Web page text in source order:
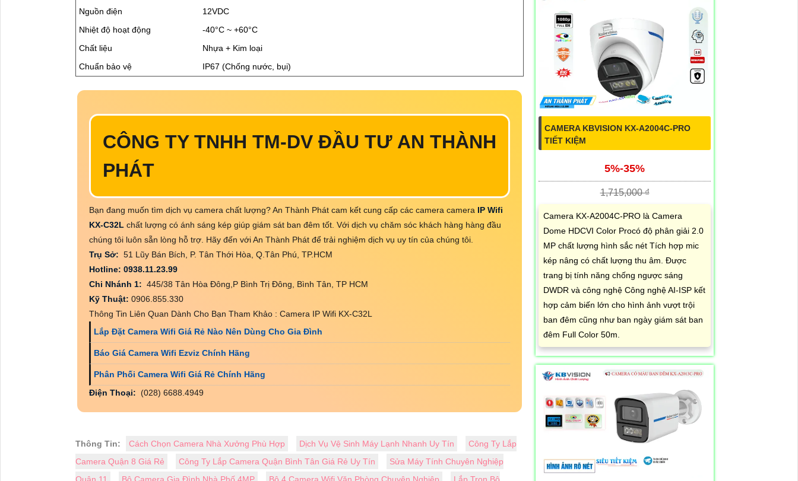
Nguồn điện
12VDC
Nhiệt độ hoạt động
-40°C ~ +60°C
Chất liệu
Nhựa + Kim loại
Chuẩn bảo vệ
IP67 (Chống nước, bụi)
CÔNG TY TNHH TM-DV ĐẦU TƯ AN THÀNH
PHÁT
Bạn đang muốn tìm dịch vụ camera chất lượng? An Thành Phát cam kết cung cấp các camera camera IP Wifi
KX-C32L chất lượng có ánh sáng kép giúp giám sát ban đêm tốt. Với dịch vụ chăm sóc khách hàng hàng đầu
chúng tôi luôn sẵn lòng hỗ trợ. Hãy đến với An Thành Phát để trải nghiệm dịch vụ uy tín của chúng tôi.
Trụ Sở: 51 Lũy Bán Bích, P. Tân Thới Hòa, Q.Tân Phú, TP.HCM
Hotline: 0938.11.23.99
Chi Nhánh 1: 445/38 Tân Hòa Đông,P Bình Trị Đông, Bình Tân, TP HCM
Kỹ Thuật: 0906.855.330
Thông Tin Liên Quan Dành Cho Bạn Tham Khảo : Camera IP Wifi KX-C32L
Lắp Đặt Camera Wifi Giá Rẻ Nào Nên Dùng Cho Gia Đình
Báo Giá Camera Wifi Ezviz Chính Hãng
Phân Phối Camera Wifi Giá Rẻ Chính Hãng
Điện Thoại: (028) 6688.4949
Thông Tin: Cách Chọn Camera Nhà Xưởng Phù Hợp Dịch Vụ Vệ Sinh Máy Lạnh Nhanh Uy Tín
Công Ty Lắp
Camera Quận 8 Giá Rẻ
Công Ty Lắp Camera Quận Bình Tân Giá Rẻ Uy Tín
Sửa Máy Tính Chuyên Nghiệp
CAMERA KBVISION KX-A2004C-PRO
TIẾT KIỆM
5%-35%
1,715,000 ₫
Camera KX-A2004C-PRO là Camera
Dome HDCVI Color Procó độ phân giải 2.0
MP chất lượng hình sắc nét Tích hợp mic
kép nâng có chất lượng thu âm. Được
trang bị tính năng chống ngược sáng
DWDR và công nghệ Công nghệ AI-ISP kết
hợp cảm biến lớn cho hình ảnh vượt trội
ban đêm cũng như ban ngày giám sát ban
đêm Full Color 50m.